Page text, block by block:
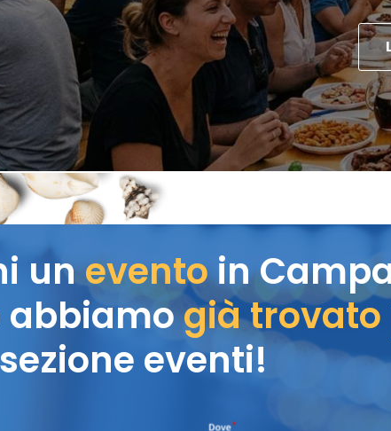
uneventoin
abbiamogià trovato
eventi!